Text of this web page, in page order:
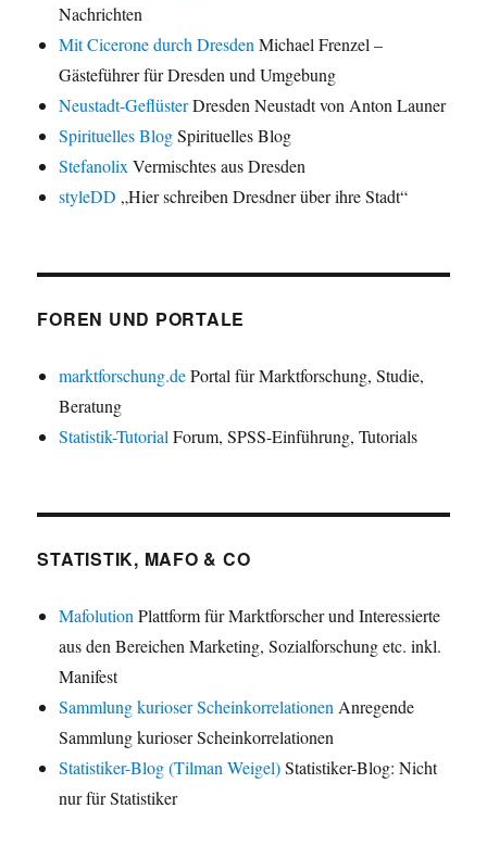
Nachrichten
Mit Cicerone durch Dresden Michael Frenzel –
Gästeführer für Dresden und Umgebung
Neustadt-GeflüsterDresden Neustadt von Anton Launer
Spirituelles BlogSpirituelles Blog
Stefanolix Vermischtes aus Dresden
styleDD „Hier schreiben Dresdner über ihre Stadt“
FOREN UND PORTALE
marktforschung.dePortal für Marktforschung, Studie,
Beratung
Statistik-Tutorial Forum, SPSS-Einführung, Tutorials
STATISTIK, MAFO & CO
Mafolution Plattform für Marktforscher und Interessierte
aus den Bereichen Marketing, Sozialforschung etc. inkl.
Manifest
Sammlung kurioser Scheinkorrelationen Anregende
Sammlung kurioser Scheinkorrelationen
Statistiker-Blog (Tilman Weigel)Statistiker-Blog: Nicht
nur für Statistiker